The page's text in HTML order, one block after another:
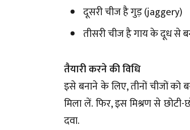
दूसरी चीज है गुड़ (jaggery)
तीसरी चीज है गाय के दूध से
तैयारी करने की विधि
इसे बनाने के लिए, तीनों चीजों को
मिला लें. फिर, इस मिश्रण से
दवा.